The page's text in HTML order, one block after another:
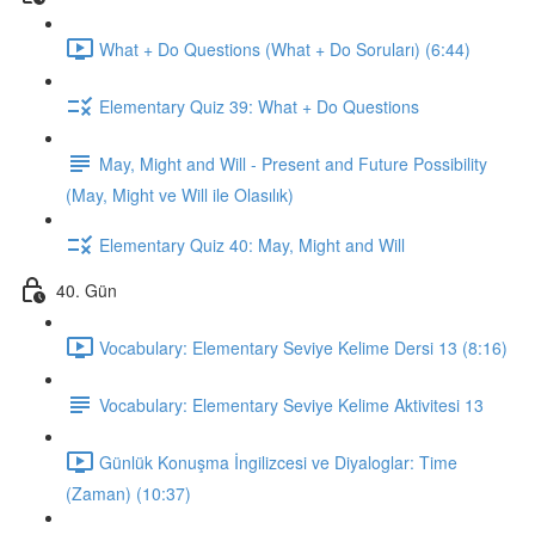
What + Do Questions (What + Do Soruları) (6:44)
Elementary Quiz 39: What + Do Questions
May, Might and Will - Present and Future Possibility
(May, Might ve Will ile Olasılık)
Elementary Quiz 40: May, Might and Will
40. Gün
Vocabulary: Elementary Seviye Kelime Dersi 13 (8:16)
Vocabulary: Elementary Seviye Kelime Aktivitesi 13
Günlük Konuşma İngilizcesi ve Diyaloglar: Time
(Zaman) (10:37)